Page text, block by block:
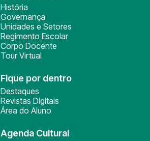
História
Governança
Unidades e Setores
Regimento Escolar
Corpo Docente
Tour Virtual
Fique por dentro
Destaques
Revistas Digitais
Área do Aluno
Agenda Cultural